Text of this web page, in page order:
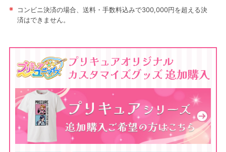
※
コンビニ決済の場合、送料・手数料込みで300,000円を超える決
済はできません。